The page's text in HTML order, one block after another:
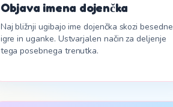
Objava imena dojenčka
Naj bližnji ugibajo ime dojenčka skozi besedne
igre in uganke. Ustvarjalen način za deljenje
tega posebnega trenutka.